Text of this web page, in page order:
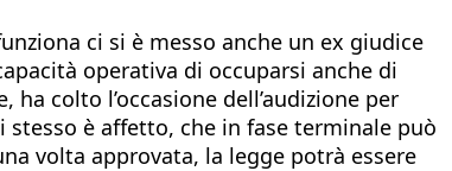
ci si è messo anche un ex giudice
operativa di occuparsi anche di
colto l’occasione dell’audizione per
è affetto, che in fase terminale può
volta approvata, la legge potrà essere